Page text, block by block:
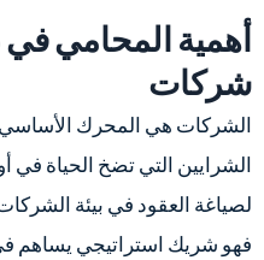
أهمية المحامي
شركات
الشركات هي المحرك الأساسي
الشرايين التي تضخ الحياة
لصياغة العقود في بيئة
فهو شريك استراتيجي يساهم